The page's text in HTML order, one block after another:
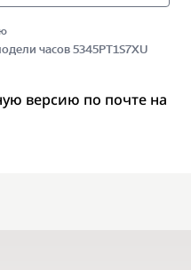
часов 5345PT1S7XU
версию по почте на